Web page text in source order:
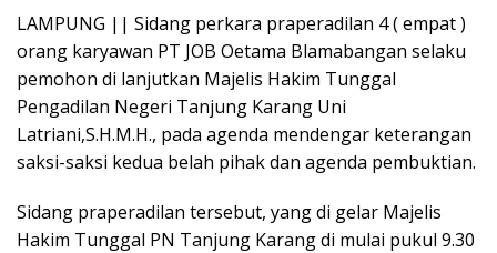
c
e
b
o
o
k
a
t
s
A
p
p
a
r
e
LAMPUNG || Sidang perkara praperadilan 4 ( empat )
orang karyawan PT JOB Oetama Blamabangan selaku
pemohon di lanjutkan Majelis Hakim Tunggal
Pengadilan Negeri Tanjung Karang Uni
Latriani,S.H.M.H., pada agenda mendengar keterangan
saksi-saksi kedua belah pihak dan agenda pembuktian.
Sidang praperadilan tersebut, yang di gelar Majelis
Hakim Tunggal PN Tanjung Karang di mulai pukul 9.30